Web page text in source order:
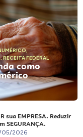
,
,RECEITA FEDERAL
como
sua EMPRESA. Reduzir
SEGURANÇA.
05/2026